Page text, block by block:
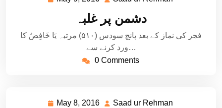
2016
دشمن پر غلبہ
فجر کی نماز کے بعد پانچ سودس (۵١۰) مرتبہ یَا خَافِضُ کا
ورد کرنے سے…
0 Comments
May 8, 2016 MaySaad ur Rehman